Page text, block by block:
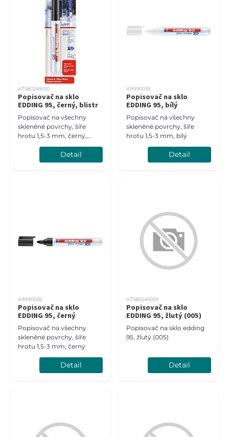
A7580249010
Popisovač na sklo
EDDING 95, černý, blistr
Popisovač na všechny
skleněné povrchy, šíře
hrotu 1,5-3 mm, černý,
Detail
A9990035
Popisovač na sklo
EDDING 95, bílý
Popisovač na všechny
skleněné povrchy, šíře
hrotu 1,5-3 mm, bílý
Detail
A9990036
Popisovač na sklo
EDDING 95, černý
Popisovač na všechny
skleněné povrchy, šíře
hrotu 1,5-3 mm, černý
Detail
A7580249001
Popisovač na sklo
EDDING 95, žlutý (005)
Popisovač na sklo edding
95, žlutý (005)
Detail